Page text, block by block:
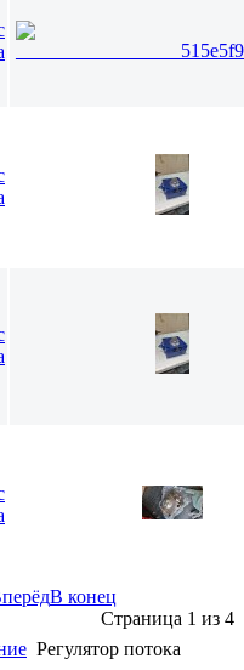
В конец
Страница 1 из 4
Регулятор потока